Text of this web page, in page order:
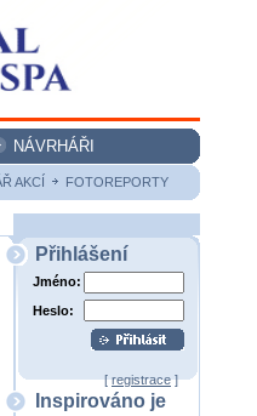
NÁVRHÁŘI
AKCÍ FOTOREPORTY
Přihlášení
Jméno:
Heslo:
[registrace]
Inspirováno je